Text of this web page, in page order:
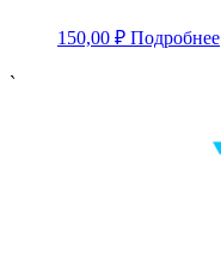
150,00 ₽ Подробнее
`